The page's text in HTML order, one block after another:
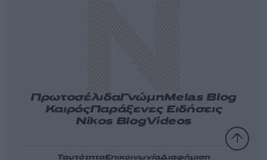
ΠρωτοσέλιδαΓνώμηMelas Blog
ΚαιρόςΠαράξενες Ειδήσεις
Nikos BlogVideos
ΤαυτότηταΕπικοινωνίαΔιαφήμιση